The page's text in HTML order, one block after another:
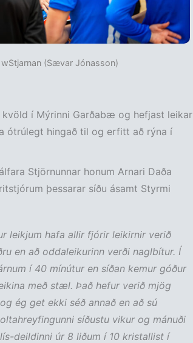
(Sævar Jónasson)
í Mýrinni Garðabæ og hefjast leikar
ótrúlegt hingað til og erfitt að rýna í
Stjörnunnar honum Arnari Daða
þessarar síðu ásamt Styrmi
leikjum hafa allir fjórir leikirnir verið
en að oddaleikurinn verði naglbítur. Í
í 40 mínútur en síðan kemur góður
með stæl. Það hefur verið mjög
ég get ekki séð annað en að sú
síðustu vikur og mánuði
deildinni úr 8 liðum í 10 kristallist í